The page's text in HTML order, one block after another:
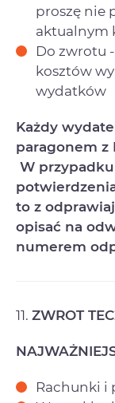
proszę nie
aktualnym
Do zwrotu
kosztów
wydatków
Każdy
paragonem z
W
to z
opisać na
numerem
11. ZWROT
Rachunki i